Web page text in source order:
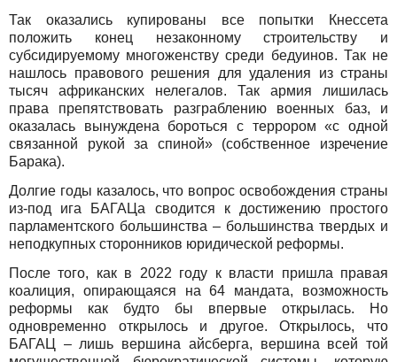
Так оказались купированы все попытки Кнессета
положить конец незаконному строительству и
субсидируемому многоженству среди бедуинов. Так не
нашлось правового решения для удаления из страны
тысяч африканских нелегалов. Так армия лишилась
права препятствовать разграблению военных баз, и
оказалась вынуждена бороться с террором «с одной
связанной рукой за спиной» (собственное изречение
Барака).
Долгие годы казалось, что вопрос освобождения страны
из-под ига БАГАЦа сводится к достижению простого
парламентского большинства – большинства твердых и
неподкупных сторонников юридической реформы.
После того, как в 2022 году к власти пришла правая
коалиция, опирающаяся на 64 мандата, возможность
реформы как будто бы впервые открылась. Но
одновременно открылось и другое. Открылось, что
БАГАЦ – лишь вершина айсберга, вершина всей той